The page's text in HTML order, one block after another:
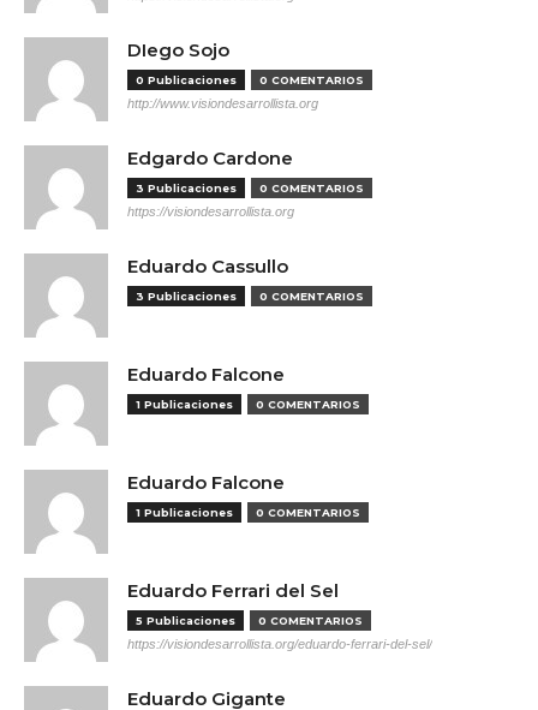
DIego Sojo
0 Publicaciones 0 COMENTARIOS
http://www.visiondesarrollista.org
Edgardo Cardone
3 Publicaciones 0 COMENTARIOS
https://visiondesarrollista.org
Eduardo Cassullo
3 Publicaciones 0 COMENTARIOS
Eduardo Falcone
1 Publicaciones 0 COMENTARIOS
Eduardo Falcone
1 Publicaciones 0 COMENTARIOS
Eduardo Ferrari del Sel
5 Publicaciones 0 COMENTARIOS
https://visiondesarrollista.org/eduardo-ferrari-del-sel/
Eduardo Gigante